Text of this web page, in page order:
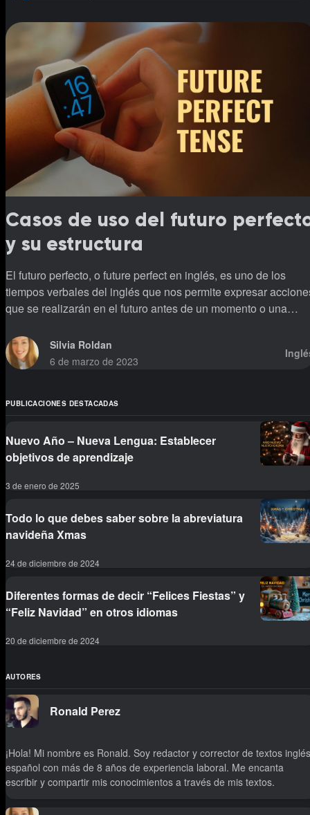
Casos de uso del futuro
y su estructura
El futuro perfecto, o future perfect en inglés, es uno de los
tiempos verbales del inglés que nos permite expresar
que se realizarán en el futuro antes de un momento o una
Silvia Roldan
6 de marzo de 2023
PUBLICACIONES DESTACADAS
Nuevo Año – Nueva Lengua: Establecer
objetivos de aprendizaje
3 de enero de 2025
Todo lo que debes saber sobre la abreviatura
navideña Xmas
24 de diciembre de 2024
Diferentes formas de decir “Felices Fiestas” y
“Feliz Navidad” en otros idiomas
20 de diciembre de 2024
AUTORES
Ronald Perez
¡Hola! Mi nombre es Ronald. Soy redactor y corrector de textos
español con más de 8 años de experiencia laboral. Me encanta
escribir y compartir mis conocimientos a través de mis textos.